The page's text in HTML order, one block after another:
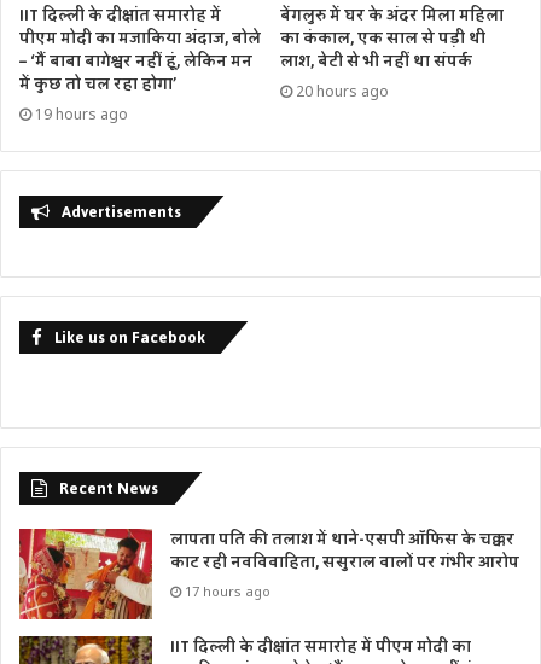
IIT दिल्ली के दीक्षांत समारोह में
पीएम मोदी का मजाकिया अंदाज, बोले
– ‘मैं बाबा बागेश्वर नहीं हूं, लेकिन मन
में कुछ तो चल रहा होगा’
19 hours ago
बेंगलुरु में घर के अंदर मिला महिला
का कंकाल, एक साल से पड़ी थी
लाश, बेटी से भी नहीं था संपर्क
20 hours ago
Advertisements
Like us on Facebook
Recent News
लापता पति की तलाश में थाने-एसपी ऑफिस के चक्कर
काट रही नवविवाहिता, ससुराल वालों पर गंभीर आरोप
17 hours ago
IIT दिल्ली के दीक्षांत समारोह में पीएम मोदी का